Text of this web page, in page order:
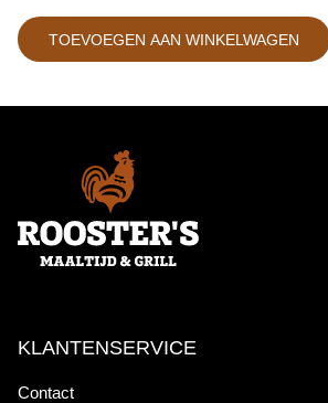
TOEVOEGEN AAN WINKELWAGEN
KLANTENSERVICE
Contact